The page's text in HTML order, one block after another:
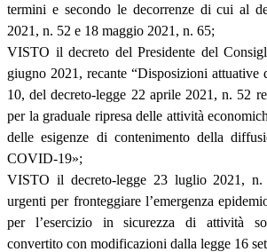
termini e secondo le decorrenze di cui al
2021, n. 52 e 18 maggio 2021, n. 65;
VISTO il decreto del Presidente del
giugno 2021, recante “Disposizioni attuative
10, del decreto-legge 22 aprile 2021, n. 52
per la graduale ripresa delle attività
delle esigenze di contenimento della
COVID-19»;
VISTO il decreto-legge 23 luglio 2021, n.
urgenti per fronteggiare l’emergenza
per l’esercizio in sicurezza di attività
convertito con modificazioni dalla legge 16